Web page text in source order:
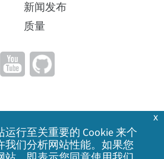
新闻发布
质量
策 | 法律声明 | 网站地图
行至关重要的 Cookie 来个
我们分析网站性能。如果您
x